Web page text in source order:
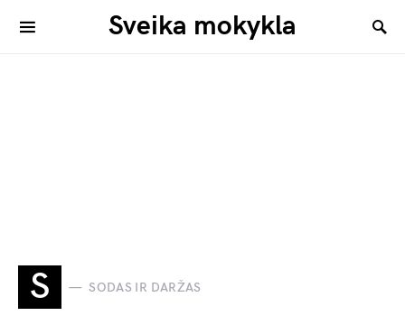
Sveika mokykla
S SODAS IR DARŽAS